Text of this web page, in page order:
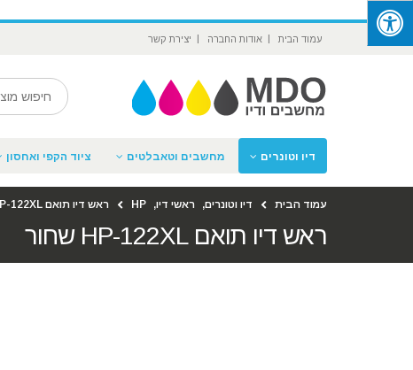
עמוד הבית אודות החברה יצירת קשר
דיו וטונרים מחשבים וטאבלטים ציוד הקפי ואחסון
עמוד הבית דיו וטונרים, ראשי דיו,
HP ראש דיו תואם HP-122XL שחור
ראש דיו תואם HP-122XL שחור